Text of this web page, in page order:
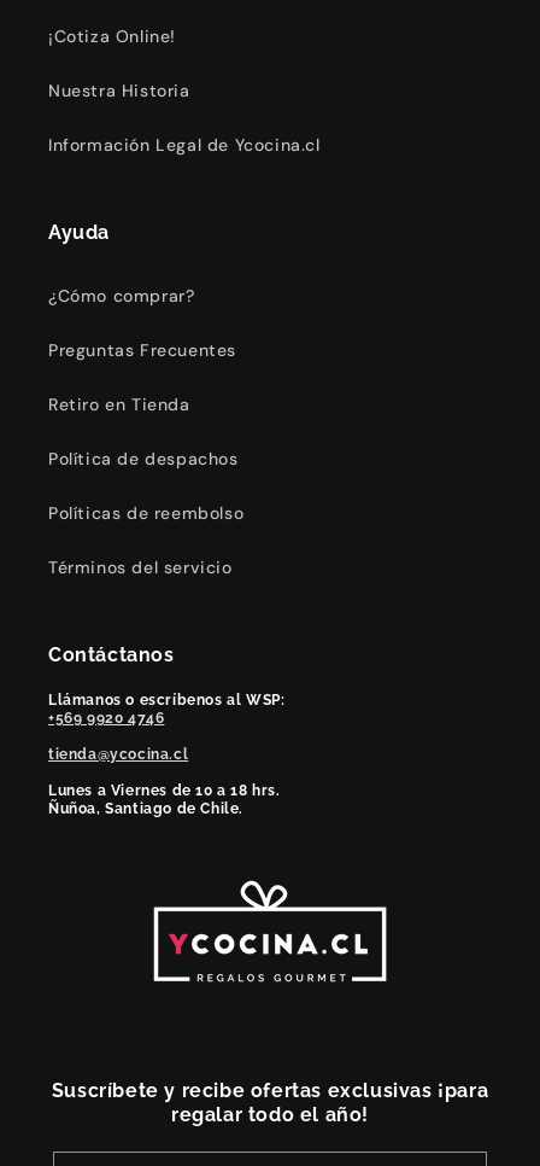
¡Cotiza Online!
Nuestra Historia
Información Legal de Ycocina.cl
Ayuda
¿Cómo comprar?
Preguntas Frecuentes
Retiro en Tienda
Política de despachos
Políticas de reembolso
Términos del servicio
Contáctanos
Llámanos o escríbenos al WSP:
+569 9920 4746
tienda@ycocina.cl
Lunes a Viernes de 10 a 18 hrs.
Ñuñoa, Santiago de Chile.
Suscríbete y recibe ofertas exclusivas ¡para
regalar todo el año!